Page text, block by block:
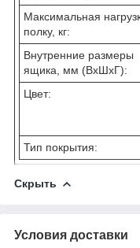
Максимальная
полку, кг:
Внутренние размеры
ящика, мм (ВхШхГ):
Цвет:
Тип покрытия:
Скрыть
Условия доставки